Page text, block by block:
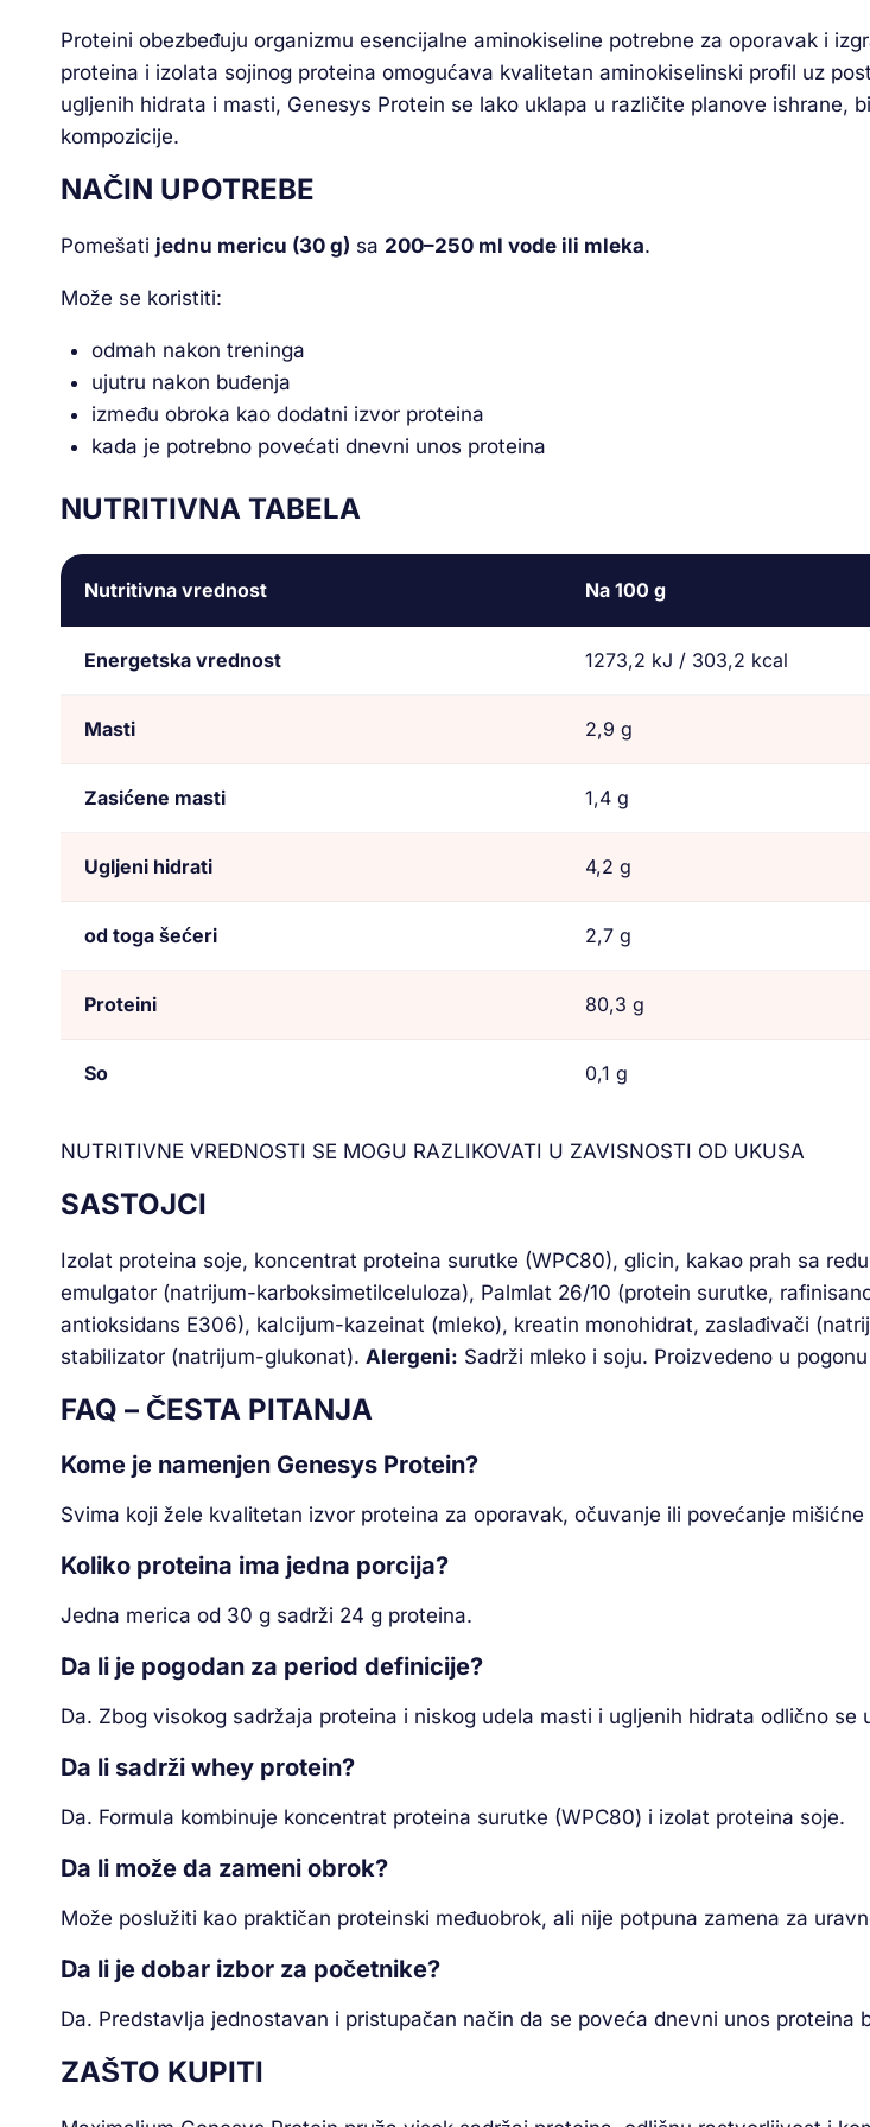
Proteini obezbeđuju organizmu esencijalne aminokiseline potrebne za oporavak i
proteina i izolata sojinog proteina omogućava kvalitetan aminokiselinski profil uz
ugljenih hidrata i masti, Genesys Protein se lako uklapa u različite planove ishrane,
kompozicije.
NAČIN UPOTREBE
Pomešati jednu mericu (30 g) sa 200–250 ml vode ili mleka.
Može se koristiti:
odmah nakon treninga
ujutru nakon buđenja
između obroka kao dodatni izvor proteina
kada je potrebno povećati dnevni unos proteina
NUTRITIVNA TABELA
Nutritivna vrednost Na 100 g
Energetska vrednost 1273,2 kJ / 303,2 kcal
Masti 2,9 g
Zasićene masti 1,4 g
Ugljeni hidrati 4,2 g
od toga šećeri 2,7 g
Proteini 80,3 g
So 0,1 g
NUTRITIVNE VREDNOSTI SE MOGU RAZLIKOVATI U ZAVISNOSTI OD UKUSA
SASTOJCI
Izolat proteina soje, koncentrat proteina surutke (WPC80), glicin, kakao prah sa
emulgator (natrijum-karboksimetilceluloza), Palmlat 26/10 (protein surutke,
antioksidans E306), kalcijum-kazeinat (mleko), kreatin monohidrat, zaslađivači
stabilizator (natrijum-glukonat). Alergeni: Sadrži mleko i soju. Proizvedeno u
FAQ – ČESTA PITANJA
Kome je namenjen Genesys Protein?
Svima koji žele kvalitetan izvor proteina za oporavak, očuvanje ili povećanje mišićne
Koliko proteina ima jedna porcija?
Jedna merica od 30 g sadrži 24 g proteina.
Da li je pogodan za period definicije?
Da. Zbog visokog sadržaja proteina i niskog udela masti i ugljenih hidrata odlično se
Da li sadrži whey protein?
Da. Formula kombinuje koncentrat proteina surutke (WPC80) i izolat proteina soje.
Da li može da zameni obrok?
Može poslužiti kao praktičan proteinski međuobrok, ali nije potpuna zamena za
Da li je dobar izbor za početnike?
Da. Predstavlja jednostavan i pristupačan način da se poveća dnevni unos proteina
ZAŠTO KUPITI